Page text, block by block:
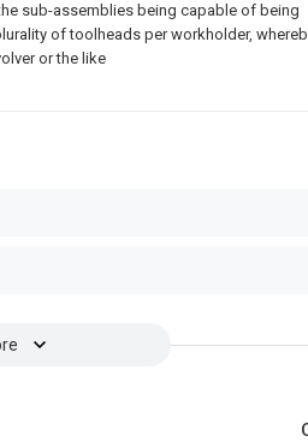
sub-assemblies being capable of being
of toolheads per workholder,
or the like